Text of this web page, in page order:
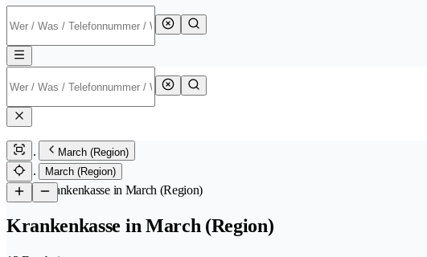
March (Region)
March (Region)
/Krankenkasse in March (Region)
Krankenkasse in March (Region)